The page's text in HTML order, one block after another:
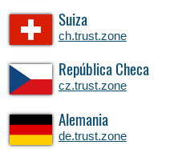
Suiza
ch.trust.zone
República Checa
cz.trust.zone
Alemania
de.trust.zone